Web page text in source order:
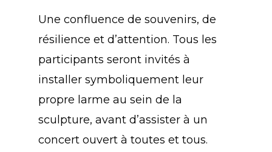
Une confluence de souvenirs, de
résilience et d’attention. Tous les
participants seront invités à
installer symboliquement leur
propre larme au sein de la
sculpture, avant d’assister à un
concert ouvert à toutes et tous.